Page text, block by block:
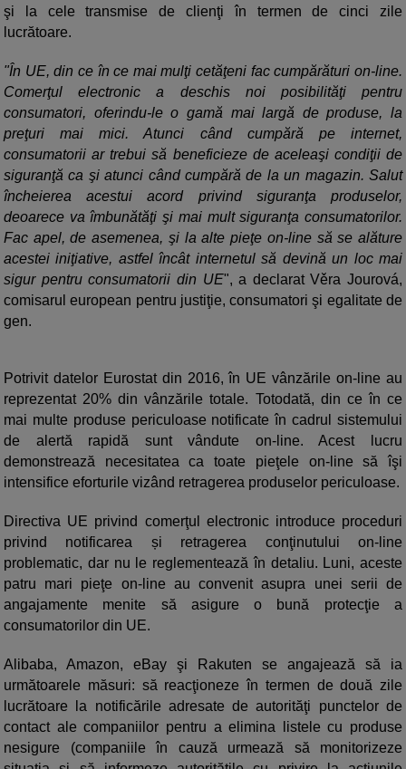
şi la cele transmise de clienţi în termen de cinci zile
lucrătoare.
"În UE, din ce în ce mai mulţi cetăţeni fac cumpărături on-line.
Comerţul electronic a deschis noi posibilităţi pentru
consumatori, oferindu-le o gamă mai largă de produse, la
preţuri mai mici. Atunci când cumpără pe internet,
consumatorii ar trebui să beneficieze de aceleaşi condiţii de
siguranţă ca şi atunci când cumpără de la un magazin. Salut
încheierea acestui acord privind siguranţa produselor,
deoarece va îmbunătăţi şi mai mult siguranţa consumatorilor.
Fac apel, de asemenea, şi la alte pieţe on-line să se alăture
acestei iniţiative, astfel încât internetul să devină un loc mai
sigur pentru consumatorii din UE", a declarat Věra Jourová,
comisarul european pentru justiţie, consumatori şi egalitate de
gen.
Potrivit datelor Eurostat din 2016, în UE vânzările on-line au
reprezentat 20% din vânzările totale. Totodată, din ce în ce
mai multe produse periculoase notificate în cadrul sistemului
de alertă rapidă sunt vândute on-line. Acest lucru
demonstrează necesitatea ca toate pieţele on-line să îşi
intensifice eforturile vizând retragerea produselor periculoase.
Directiva UE privind comerţul electronic introduce proceduri
privind notificarea și retragerea conţinutului on-line
problematic, dar nu le reglementează în detaliu. Luni, aceste
patru mari pieţe on-line au convenit asupra unei serii de
angajamente menite să asigure o bună protecţie a
consumatorilor din UE.
Alibaba, Amazon, eBay şi Rakuten se angajează să ia
următoarele măsuri: să reacţioneze în termen de două zile
lucrătoare la notificările adresate de autorităţi punctelor de
contact ale companiilor pentru a elimina listele cu produse
nesigure (companiile în cauză urmează să monitorizeze